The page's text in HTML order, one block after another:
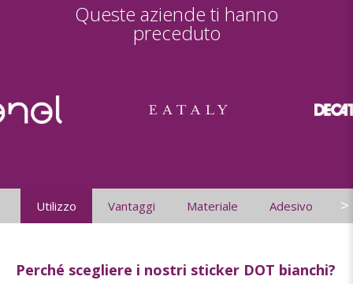
Queste aziende ti hanno
preceduto
Utilizzo Vantaggi Materiale Adesivo >
Perché scegliere i nostri sticker DOT bianchi?